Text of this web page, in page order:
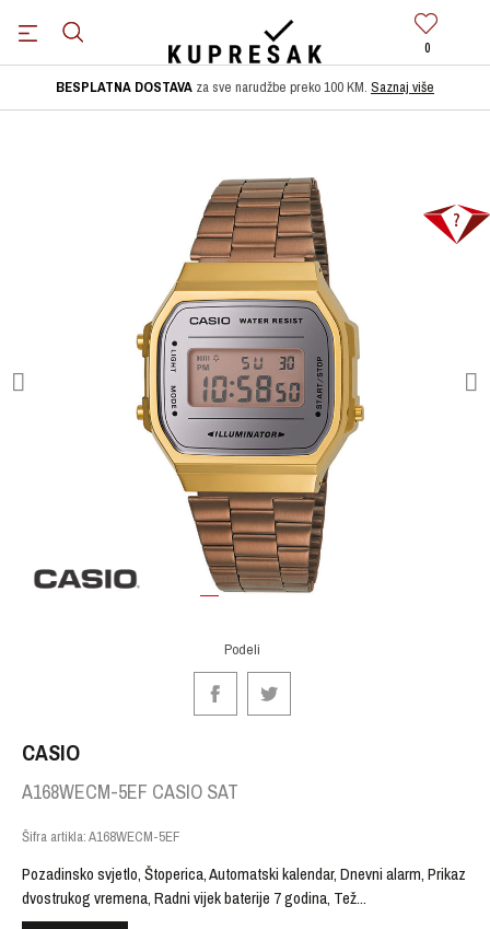
0
BESPLATNA DOSTAVA za sve narudžbe preko 100 KM. Saznaj više
Podeli
CASIO
A168WECM-5EF CASIO SAT
Šifra artikla:A168WECM-5EF
Pozadinsko svjetlo, Štoperica, Automatski kalendar, Dnevni alarm, Prikaz
dvostrukog vremena, Radni vijek baterije 7 godina, Tež...